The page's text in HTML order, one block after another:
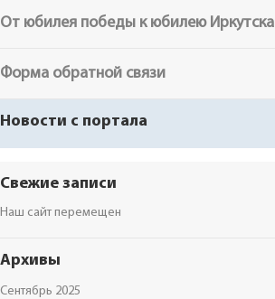
От юбилея победы к юбилею Иркутска
Форма обратной связи
Новости с портала
Свежие записи
Наш сайт перемещен
Архивы
Сентябрь 2025